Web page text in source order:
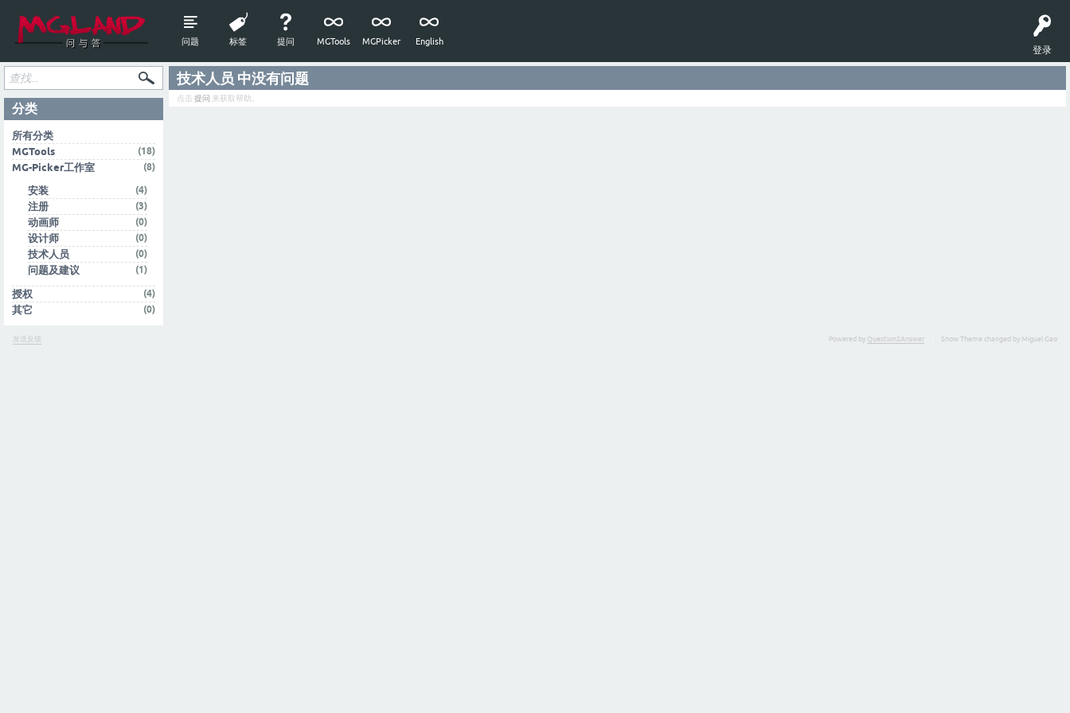
登录
问题 标签 提问 MGTools MGPicker English
技术人员 中没有问题
点击 提问 来获取帮助。
分类
所有分类
MGTools
(18)
MG-Picker工作室
(8)
安装
(4)
注册
(3)
动画师
(0)
设计师
(0)
技术人员
(0)
问题及建议
(1)
授权
(4)
其它
(0)
发送反馈 Snow Theme changed by Miguel Gao
Powered by Question2Answer